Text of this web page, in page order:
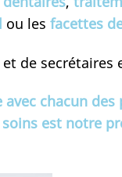
ou les facettes
de secrétaires
chacun des
est notre